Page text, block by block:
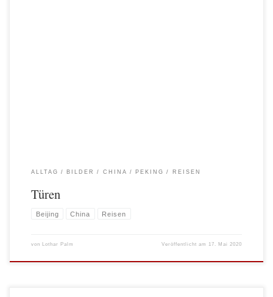
ALLTAG BILDER CHINA PEKING REISEN
Türen
Beijing China Reisen
von Lothar Palm Veröffentlicht am 17. Mai 2020